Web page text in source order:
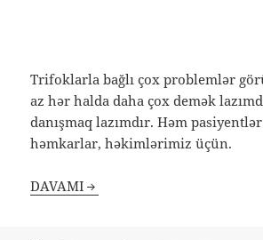
Trifoklarla bağlı çox problemlər
az hər halda daha çox demək
danışmaq lazımdır. Həm
həmkarlar, həkimlərimiz üçün.
DAVAMI